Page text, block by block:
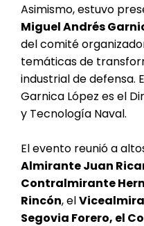
Asimismo, estuvo
Miguel Andrés
del comité
temáticas de
industrial de defensa.
Garnica López es el
y Tecnología Naval.
El evento reunió a
Almirante Juan
Contralmirante
Rincón, el
Segovia Forero, el